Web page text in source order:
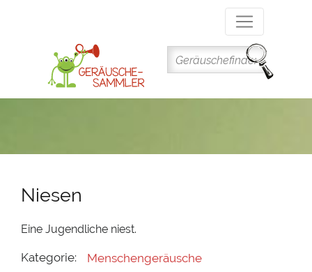
Inhalt
Niesen
Eine Jugendliche niest.
Kategorie: Menschengeräusche